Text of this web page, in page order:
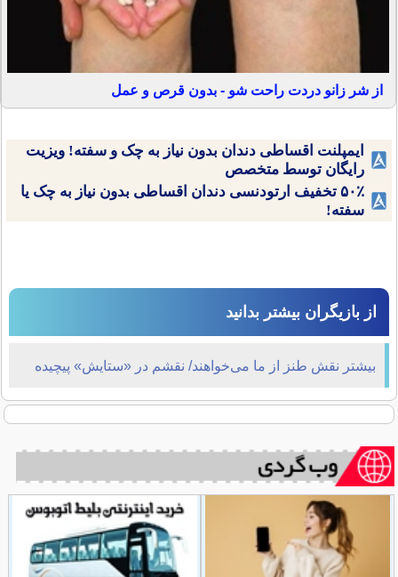
از شر زانو دردت راحت شو - بدون قرص و عمل
ایمپلنت اقساطی دندان بدون نیاز به چک و سفته! ویزیت
رایگان توسط متخصص
۵۰٪ تخفیف ارتودنسی دندان اقساطی بدون نیاز به چک یا
سفته!
از بازیگران بیشتر بدانید
بیشتر نقش طنز از ما می‌خواهند/ نقشم در «ستایش» پیچیده
است